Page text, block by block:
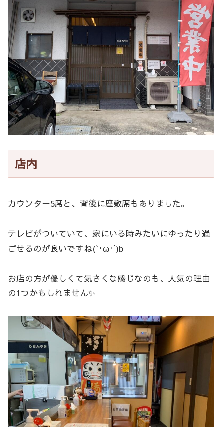
店内
カウンター5席と、背後に座敷席もありました。
テレビがついていて、家にいる時みたいにゆったり過
ごせるのが良いですね(`･ω･´)b
お店の方が優しくて気さくな感じなのも、人気の理由
の1つかもしれません✨